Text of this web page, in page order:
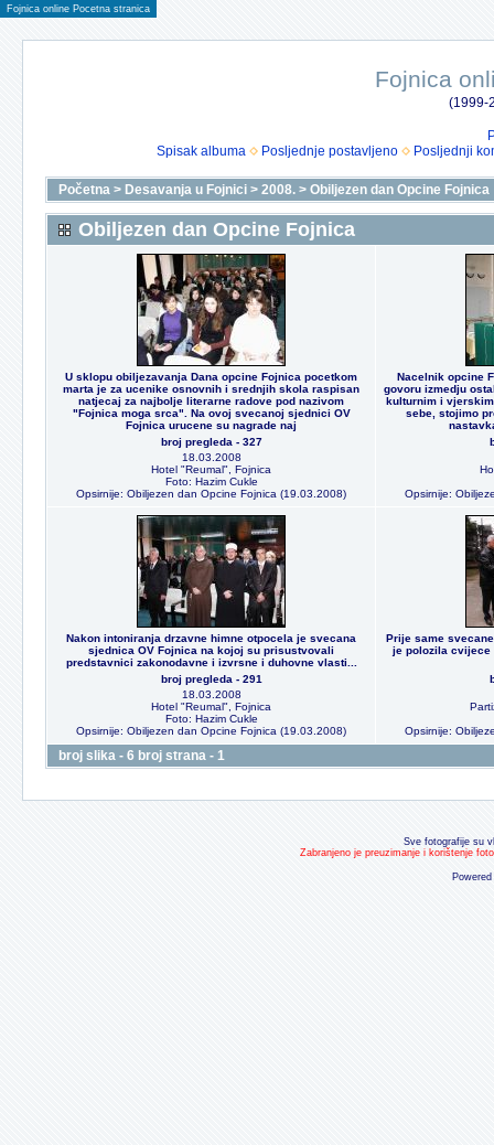
Fojnica online Pocetna stranica
Fojnica
(1999-
Spisak albuma
Posljednje postavljeno Posljednji
Početna > Desavanja u Fojnici > 2008. > Obiljezen dan Opcine Fojnica
Obiljezen dan Opcine Fojnica
U sklopu obiljezavanja Dana opcine Fojnica pocetkom
marta je za ucenike osnovnih i srednjih skola raspisan
natjecaj za najbolje literarne radove pod nazivom
"Fojnica moga srca". Na ovoj svecanoj sjednici OV
Fojnica urucene su nagrade naj
broj pregleda - 327
18.03.2008
Hotel "Reumal", Fojnica
Foto: Hazim Cukle
Opsirnije: Obiljezen dan Opcine Fojnica (19.03.2008)
Nacelnik opcine
govoru izmedju
kulturnim i
sebe, stojimo
Opsirnije:
Nakon intoniranja drzavne himne otpocela je svecana
sjednica OV Fojnica na kojoj su prisustvovali
predstavnici zakonodavne i izvrsne i duhovne vlasti...
broj pregleda - 291
18.03.2008
Hotel "Reumal", Fojnica
Foto: Hazim Cukle
Opsirnije: Obiljezen dan Opcine Fojnica (19.03.2008)
Prije same
je polozila cvijece
Opsirnije:
broj slika - 6 broj strana - 1
Sve fotografije su
Zabranjeno je preuzimanje i korištenje